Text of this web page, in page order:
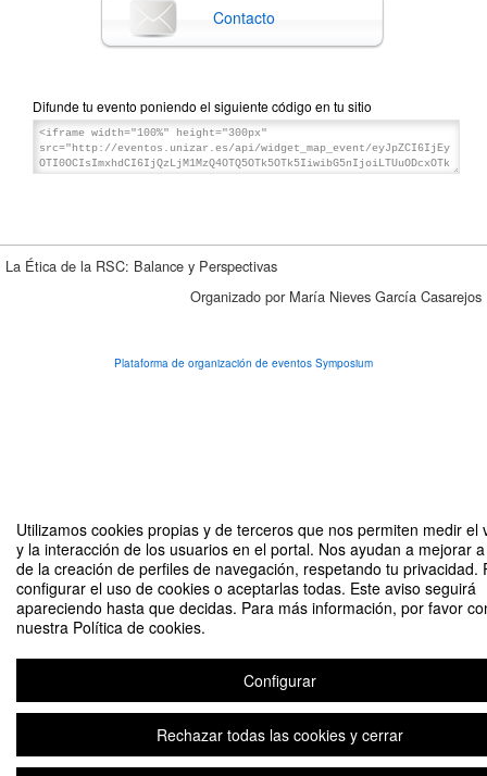
Utilizamos cookies propias y de terceros que nos permiten medir el
y la interacción de los usuarios en el portal. Nos ayudan a mejorar
de la creación de perfiles de navegación, respetando tu privacidad.
configurar el uso de cookies o aceptarlas todas. Este aviso seguirá
apareciendo hasta que decidas. Para más información, por favor
nuestra Política de cookies.
Configurar
Rechazar todas las cookies y cerrar
Contacto
Difunde tu evento poniendo el siguiente código en tu sitio
La Ética de la RSC: Balance y Perspectivas
Organizado por María Nieves García Casarejos
Plataforma de organización de eventos Symposium